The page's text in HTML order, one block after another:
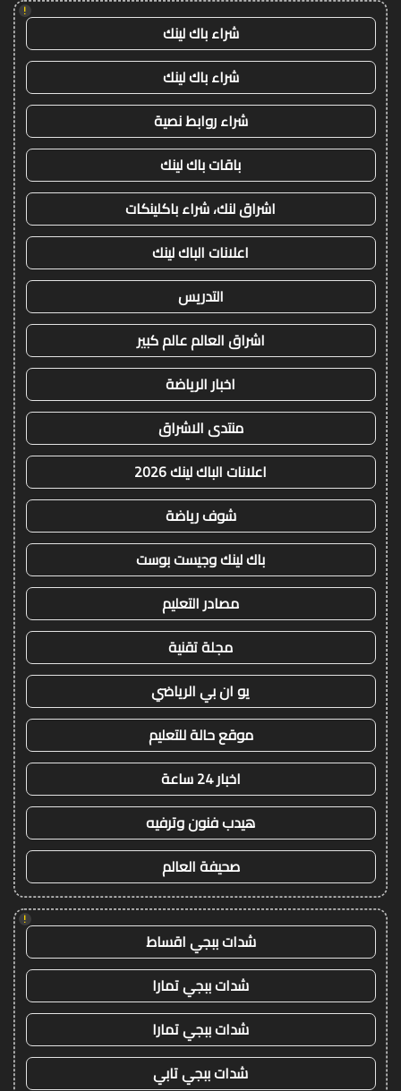
!
شراء باك لينك
شراء باك لينك
شراء روابط نصية
باقات باك لينك
اشراق لنك، شراء باكلينكات
اعلانات الباك لينك
التدريس
اشراق العالم عالم كبير
اخبار الرياضة
منتدى الاشراق
اعلانات الباك لينك 2026
شوف رياضة
باك لينك وجيست بوست
مصادر التعليم
مجلة تقنية
يو ان بي الرياضي
موقع حالة للتعليم
اخبار 24 ساعة
هيدب فنون وترفيه
صحيفة العالم
!
شدات ببجي اقساط
شدات ببجي تمارا
شدات ببجي تمارا
شدات ببجي تابي